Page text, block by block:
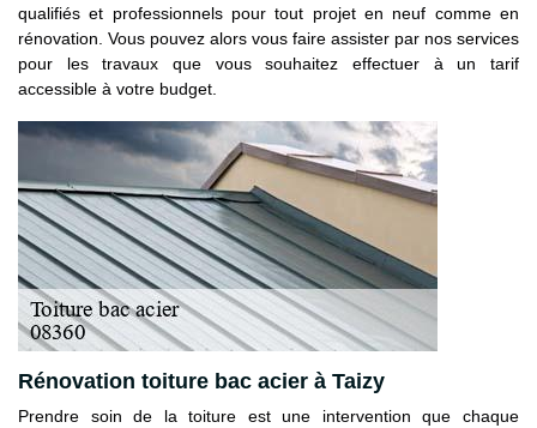
qualifiés et professionnels pour tout projet en neuf comme en
rénovation. Vous pouvez alors vous faire assister par nos services
pour les travaux que vous souhaitez effectuer à un tarif
accessible à votre budget.
Rénovation toiture bac acier à Taizy
Prendre soin de la toiture est une intervention que chaque